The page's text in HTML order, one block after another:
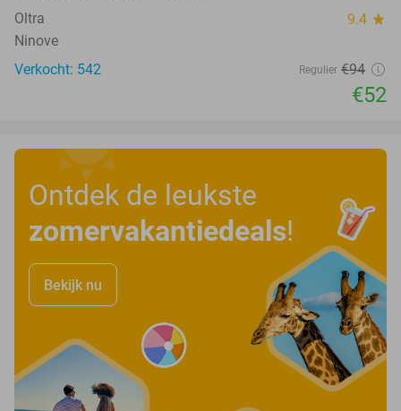
Oltra 9.4 star
Ninove
Verkocht: 542
Regulier €94
€52
Ontdek de leukste
zomervakantiedeals!
Bekijk nu